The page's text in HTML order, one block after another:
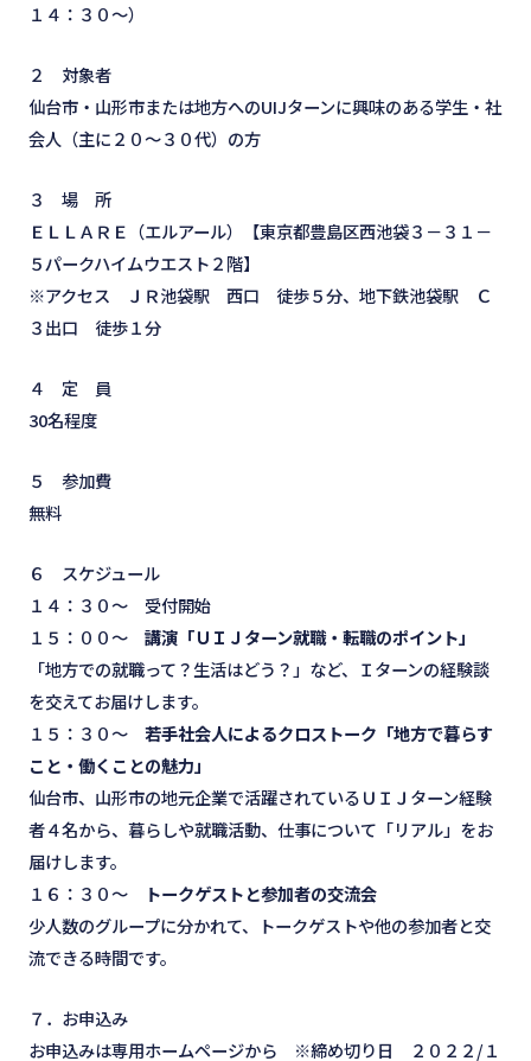
１４：３０～）
２ 対象者
仙台市・山形市または地方へのUIJターンに興味のある学生・社
会人（主に２０～３０代）の方
３ 場 所
ＥＬＬＡＲＥ（エルアール）【東京都豊島区西池袋３－３１－
５パークハイムウエスト２階】
※アクセス ＪＲ池袋駅 西口 徒歩５分、地下鉄池袋駅 Ｃ
３出口 徒歩１分
４ 定 員
30名程度
５ 参加費
無料
６ スケジュール
１４：３０～ 受付開始
１５：００～ 講演「ＵＩＪターン就職・転職のポイント」
「地方での就職って？生活はどう？」など、Ｉターンの経験談
を交えてお届けします。
１５：３０～ 若手社会人によるクロストーク「地方で暮らす
こと・働くことの魅力」
仙台市、山形市の地元企業で活躍されているＵＩＪターン経験
者４名から、暮らしや就職活動、仕事について「リアル」をお
届けします。
１６：３０～
トークゲストと参加者の交流会
少人数のグループに分かれて、トークゲストや他の参加者と交
流できる時間です。
７．お申込み
お申込みは専用ホームページから ※締め切り日 ２０２２/１